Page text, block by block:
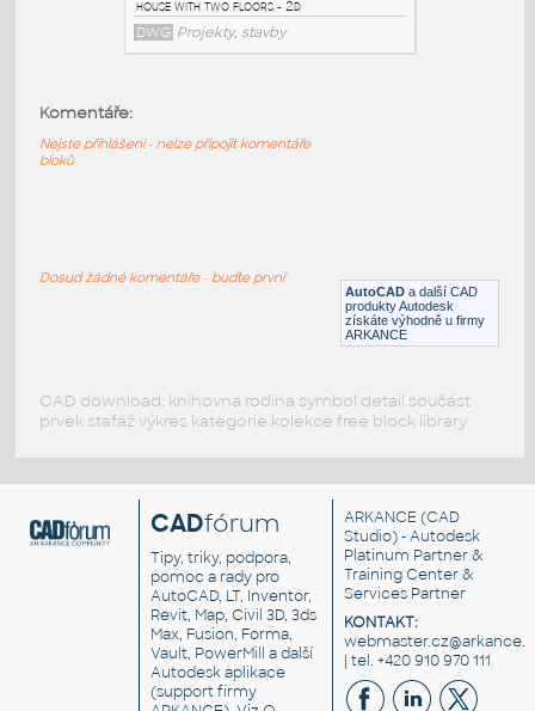
DWG Projekty, stavby
DWG Projekty, stavby
Projekty, stavby AutoCAD a další CAD
produkty Autodesk
získáte výhodně u firmy
ARKANCE
Komentáře:
Nejste přihlášeni - nelze připojit komentáře
bloků
Dosud žádné komentáře - buďte první
CAD download: knihovna rodina symbol detail součást
prvek stafáž výkres kategorie kolekce free block library
CADfórum
Tipy, triky, podpora,
pomoc a rady pro
AutoCAD, LT, Inventor,
Revit, Map, Civil 3D, 3ds
Max, Fusion, Forma,
Vault, PowerMill a další
Autodesk aplikace
(support firmy
ARKANCE (CAD
Studio) - Autodesk
Platinum Partner &
Training Center &
Services Partner
KONTAKT:
| tel. +420 910 970 111